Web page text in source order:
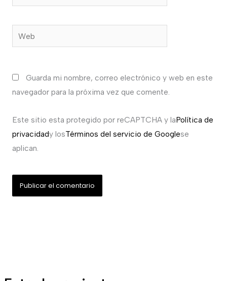
electrónico*
Web
Guarda mi nombre, correo electrónico y web en este
navegador para la próxima vez que comente.
Este sitio esta protegido por reCAPTCHA y laPolítica de
privacidady losTérminos del servicio de Googlese
aplican.